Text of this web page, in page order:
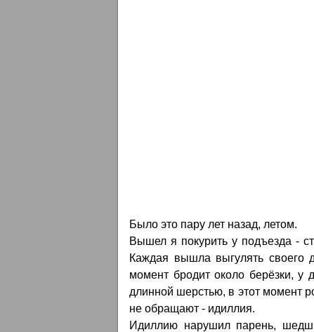
Было это пару лет назад, летом.
Вышел я покурить у подъезда -
Каждая вышла выгулять
момент бродит около берёзки, у
длинной шерстью, в этот момент
не обращают - идиллия.
Идиллию нарушил парень,